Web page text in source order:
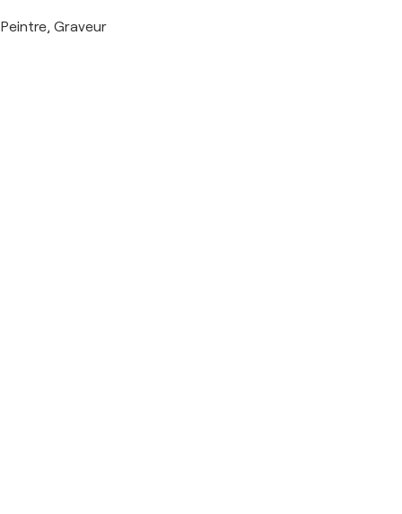
Peintre, Graveur